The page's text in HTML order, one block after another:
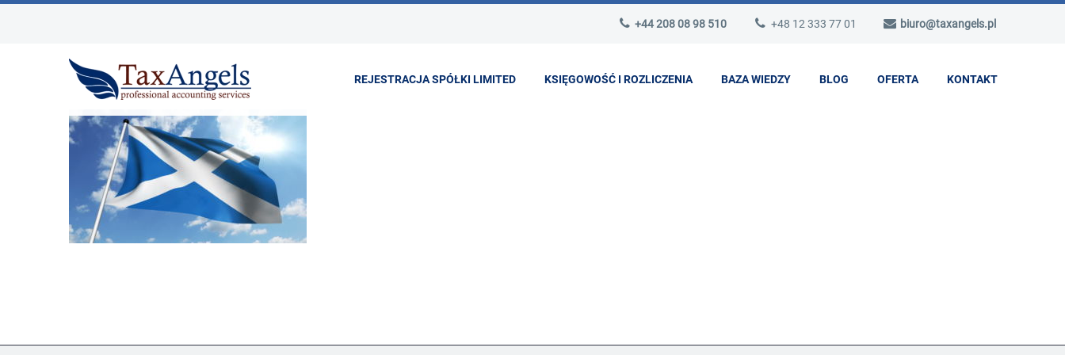
+44 208 08 98 510 +48 12 333 77 01 biuro@taxangels.pl
REJESTRACJA SPÓŁKI LIMITED KSIĘGOWOŚĆ I ROZLICZENIA BAZA WIEDZY BLOG OFERTA KONTAKT